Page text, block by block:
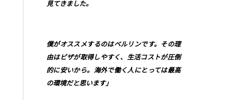
見てきました。
僕がオススメするのはベルリンです。その理
由はビザが取得しやすく、生活コストが圧倒
的に安いから。海外で働く人にとっては最高
の環境だと思います」